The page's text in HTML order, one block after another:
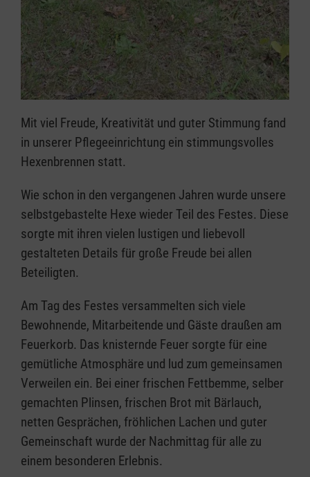
Mit viel Freude, Kreativität und guter Stimmung fand
in unserer Pflegeeinrichtung ein stimmungsvolles
Hexenbrennen statt.
Wie schon in den vergangenen Jahren wurde unsere
selbstgebastelte Hexe wieder Teil des Festes. Diese
sorgte mit ihren vielen lustigen und liebevoll
gestalteten Details für große Freude bei allen
Beteiligten.
Am Tag des Festes versammelten sich viele
Bewohnende, Mitarbeitende und Gäste draußen am
Feuerkorb. Das knisternde Feuer sorgte für eine
gemütliche Atmosphäre und lud zum gemeinsamen
Verweilen ein. Bei einer frischen Fettbemme, selber
gemachten Plinsen, frischen Brot mit Bärlauch,
netten Gesprächen, fröhlichen Lachen und guter
Gemeinschaft wurde der Nachmittag für alle zu
einem besonderen Erlebnis.